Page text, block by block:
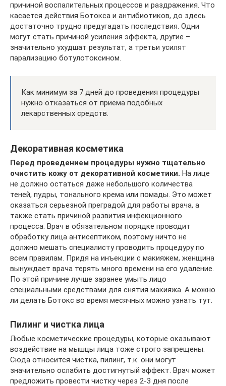
причиной воспалительных процессов и раздражения. Что
касается действия Ботокса и антибиотиков, до здесь
достаточно трудно предугадать последствия. Одни
могут стать причиной усиления эффекта, другие –
значительно ухудшат результат, а третьи усилят
парализацию ботулотоксином.
Как минимум за 7 дней до проведения процедуры
нужно отказаться от приема подобных
лекарственных средств.
Декоративная косметика
Перед проведением процедуры нужно тщательно
очистить кожу от декоративной косметики. На лице
не должно остаться даже небольшого количества
теней, пудры, тонального крема или помады. Это может
оказаться серьезной преградой для работы врача, а
также стать причиной развития инфекционного
процесса. Врач в обязательном порядке проводит
обработку лица антисептиком, поэтому ничто не
должно мешать специалисту проводить процедуру по
всем правилам. Придя на инъекции с макияжем, женщина
вынуждает врача терять много времени на его удаление.
По этой причине лучше заранее умыть лицо
специальными средствами для снятия макияжа. А можно
ли делать Ботокс во время месячных можно узнать тут.
Пилинг и чистка лица
Любые косметические процедуры, которые оказывают
воздействие на мышцы лица тоже строго запрещены.
Сюда относится чистка, пилинг, т.к. они могут
значительно ослабить достигнутый эффект. Врач может
предложить провести чистку через 2-3 дня после